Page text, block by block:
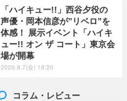
「ハイキュー!!」西谷夕役の
声優・岡本信彦が”リベロ”を
体感！ 展示イベント「ハイキ
ュー!! オン ザ コート」東京会
場が開幕
2026.8.7(金) 18:20
コラム・レビュー